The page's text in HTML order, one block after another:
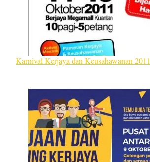
Karnival Kerjaya dan Keusahawanan 2011